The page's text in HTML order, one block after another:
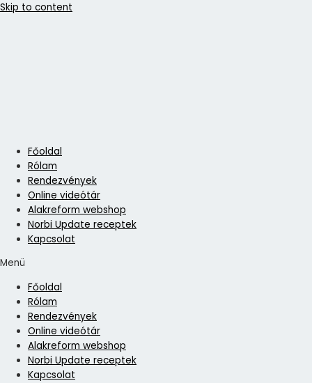
Skip to content
Főoldal
Rólam
Rendezvények
Online videótár
Alakreform webshop
Norbi Update receptek
Kapcsolat
Menü
Főoldal
Rólam
Rendezvények
Online videótár
Alakreform webshop
Norbi Update receptek
Kapcsolat